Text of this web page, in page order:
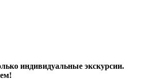
индивидуальные экскурсии.